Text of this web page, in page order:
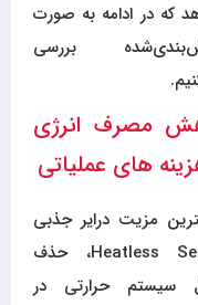
که در ادامه به صورت
بررسی
مصرف انرژی
های عملیاتی
مزیت درایر جذبی
Heatless Series، حذف
سیستم حرارتی در